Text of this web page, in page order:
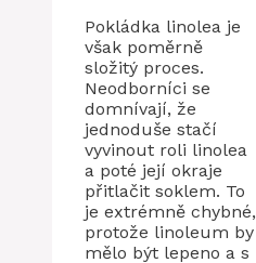
Pokládka linolea je
však poměrně
složitý proces.
Neodborníci se
domnívají, že
jednoduše stačí
vyvinout roli linolea
a poté její okraje
přitlačit soklem. To
je extrémně chybné,
protože linoleum by
mělo být lepeno a s